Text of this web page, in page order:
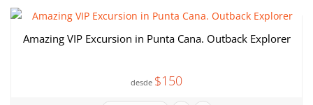
Amazing VIP Excursion in Punta Cana. Outback Explorer
desde $150